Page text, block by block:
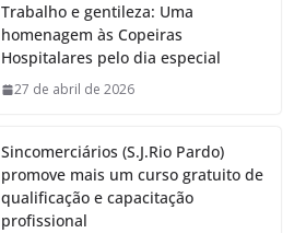
Trabalho e gentileza: Uma
homenagem às Copeiras
Hospitalares pelo dia especial
27 de abril de 2026
Sincomerciários (S.J.Rio Pardo)
promove mais um curso gratuito de
qualificação e capacitação
profissional